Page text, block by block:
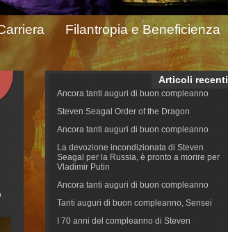
Filantropia e Beneficienza
Articoli recenti
Ancora tanti auguri di buon compleanno
Steven Seagal Order of the Dragon
Ancora tanti auguri di buon compleanno
La devozione incondizionata di Steven
Seagal per la Russia, è pronto a morire per
Vladimir Putin
Ancora tanti auguri di buon compleanno
Tanti auguri di buon compleanno, Sensei
I 70 anni del compleanno di Steven